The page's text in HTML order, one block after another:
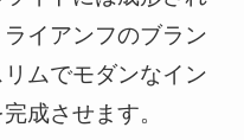
イアンフのブラン
ムでモダンなイン
成させます。